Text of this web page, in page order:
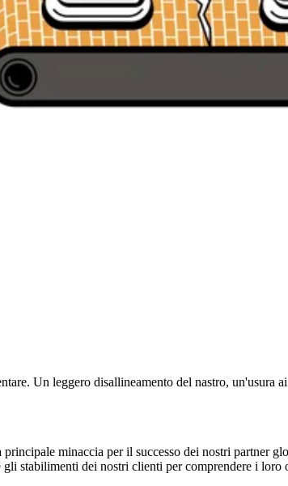
Un leggero disallineamento del nastro,
minaccia per il successo dei nostri partner
stabilimenti dei nostri clienti per comprendere i loro